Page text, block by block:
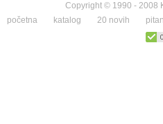
Copyright © 1990 - 2008
početna
katalog 20 novih